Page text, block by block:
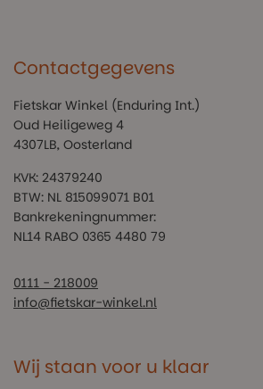
Contactgegevens
Fietskar Winkel (Enduring Int.)
Oud Heiligeweg 4
4307LB, Oosterland
KVK: 24379240
BTW: NL 815099071 B01
Bankrekeningnummer:
NL14 RABO 0365 4480 79
0111 - 218009
info@fietskar-winkel.nl
Wij staan voor u klaar